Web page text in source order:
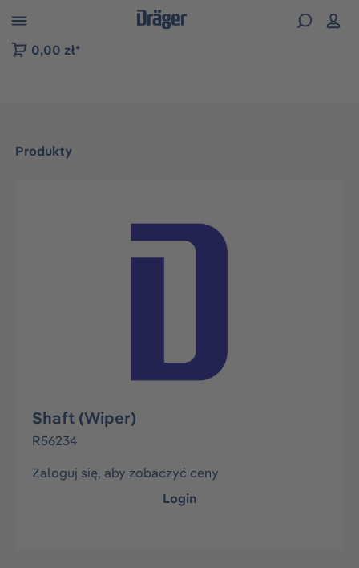
do nawigacji na platformie B2B
0,00 zł*
Produkty
Pomiń galerię zdjęć
Shaft (Wiper)
R56234
Zaloguj się, aby zobaczyć ceny
Login